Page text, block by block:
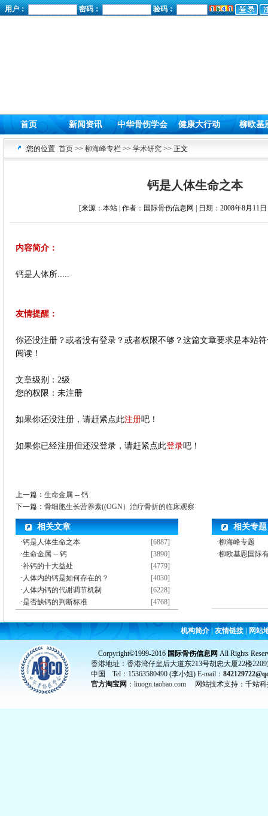
用户： 密码： 验码：
首页 新闻资讯 中华骨伤学会 健康大行动 柳欧基
您的位置 首页 >> 柳海峰专栏 >> 学术研究 >> 正文
钙是人体生命之本
[来源：本站 | 作者：国际骨伤信息网 | 日期：2008年8月11日
内容简介：
钙是人体所.....
友情提醒：
你还没注册？或者没有登录？或者权限不够？这篇文章要求是本站
阅读！
文章级别：2级
您的权限：未注册
如果你还没注册，请赶紧点此注册吧！
如果你已经注册但还没登录，请赶紧点此登录吧！
上一篇： 生命金属 -- 钙
下一篇： 骨细胞生长营养素((OGN）治疗骨折的临床观察
相关文章
[6887]
·钙是人体生命之本
[3890]
·生命金属 -- 钙
[4779]
·补钙的十大益处
[4030]
· 人体内的钙是如何存在的？
[6228]
· 人体内钙的代谢调节机制
[4768]
·是否缺钙的判断标准
相关专题
·柳海峰专题
·柳欧基恩国际
机构简介| 友情链接 |网站
Corpyright©1999-2016 国际骨伤信息网 All Rights
香港地址：香港湾仔皇后大道东213号胡忠大厦22楼
中国 Tel：15363580490 (李小姐) E-mail：
官方淘宝网 ： liuogn.taobao.com 网站技术支持：千站科